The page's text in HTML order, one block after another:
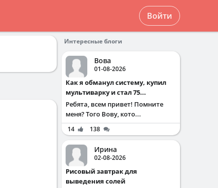
Войти
Интересные блоги
Вова
01-08-2026
Как я обманул систему, купил
мультиварку и стал 75...
Ребята, всем привет! Помните
меня? Того Вову, кото...
14 138
Ирина
02-08-2026
Рисовый завтрак для
выведения солей